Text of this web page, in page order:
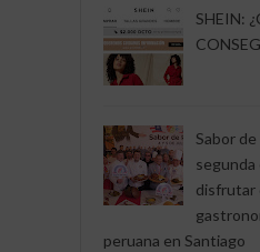
SHEIN:
Sabor
segunda
disfrutar
peruana en Santiago